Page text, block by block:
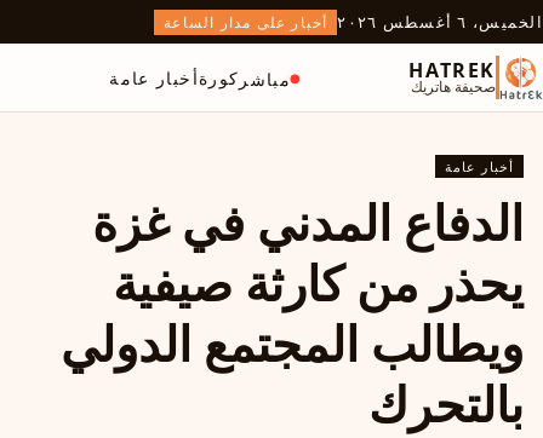
الخميس، ٦ أغسطس ٢٠٢٦ أخبار على مدار الساعة
HATREK
صحيفة هاتريك مباشر كورةأخبار عامة
أخبار عامة
الدفاع المدني في غزة
يحذر من كارثة صيفية
ويطالب المجتمع الدولي
بالتحرك